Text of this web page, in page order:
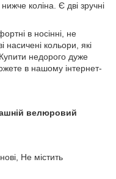
коліна. Є дві зручні
в носінні, не
насичені кольори, які
недорого дуже
в нашому інтернет-
велюровий
Не містить